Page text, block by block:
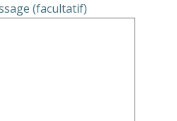
(facultatif)